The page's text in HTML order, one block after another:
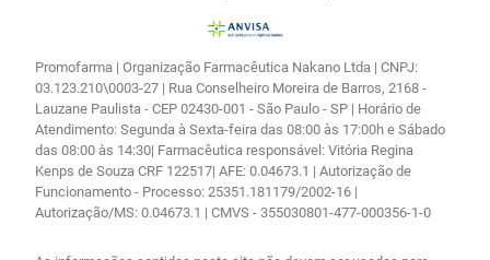
Promofarma | Organização Farmacêutica Nakano Ltda | CNPJ:
03.123.210\0003-27 | Rua Conselheiro Moreira de Barros, 2168 -
Lauzane Paulista - CEP 02430-001 - São Paulo - SP | Horário de
Atendimento: Segunda à Sexta-feira das 08:00 às 17:00h e Sábado
das 08:00 às 14:30| Farmacêutica responsável: Vitória Regina
Kenps de Souza CRF 122517| AFE: 0.04673.1 | Autorização de
Funcionamento - Processo: 25351.181179/2002-16 |
Autorização/MS: 0.04673.1 | CMVS - 355030801-477-000356-1-0